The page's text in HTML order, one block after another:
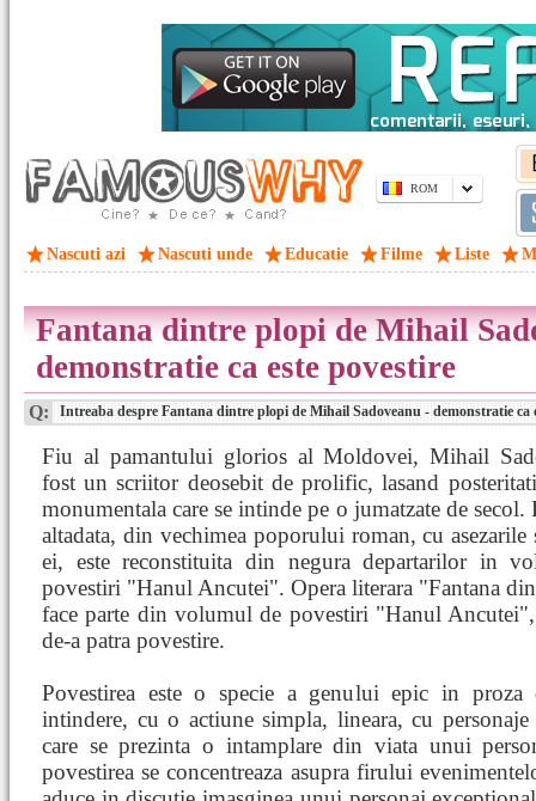
ROM
Nascuti azi Nascuti unde Educatie Filme Liste
Fantana dintre plopi de Mihail
demonstratie ca este povestire
Q: Intreaba despre Fantana dintre plopi de Mihail Sadoveanu - demonstratie ca
Fiu al pamantului glorios al Moldovei, Mihail
fost un scriitor deosebit de prolific, lasand
monumentala care se intinde pe o jumatzate de secol.
altadata, din vechimea poporului roman, cu asezarile
ei, este reconstituita din negura departarilor in
povestiri "Hanul Ancutei". Opera literara "Fantana
face parte din volumul de povestiri "Hanul
de-a patra povestire.
Povestirea este o specie a genului epic in proza
intindere, cu o actiune simpla, lineara, cu
care se prezinta o intamplare din viata unui
povestirea se concentreaza asupra firului